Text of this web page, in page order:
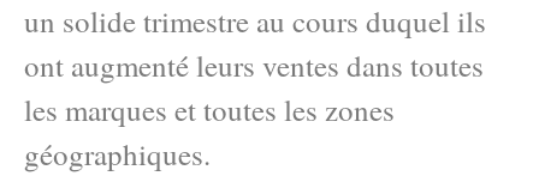
un solide trimestre au cours duquel ils
ont augmenté leurs ventes dans toutes
les marques et toutes les zones
géographiques.